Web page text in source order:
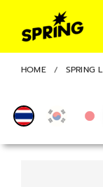
HOME SPRING